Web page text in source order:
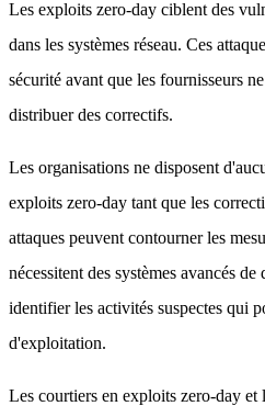
Les exploits zero-day ciblent des
dans les systèmes réseau. Ces
sécurité avant que les fournisseurs
distribuer des correctifs.
Les organisations ne disposent
exploits zero-day tant que les
attaques peuvent contourner les
nécessitent des systèmes avancés
identifier les activités suspectes qui
d'exploitation.
Les courtiers en exploits zero-day et